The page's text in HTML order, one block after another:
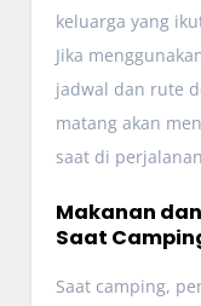
keluarga yang
Jika
jadwal dan rute
matang akan
saat di
Makanan
Saat
Saat camping,